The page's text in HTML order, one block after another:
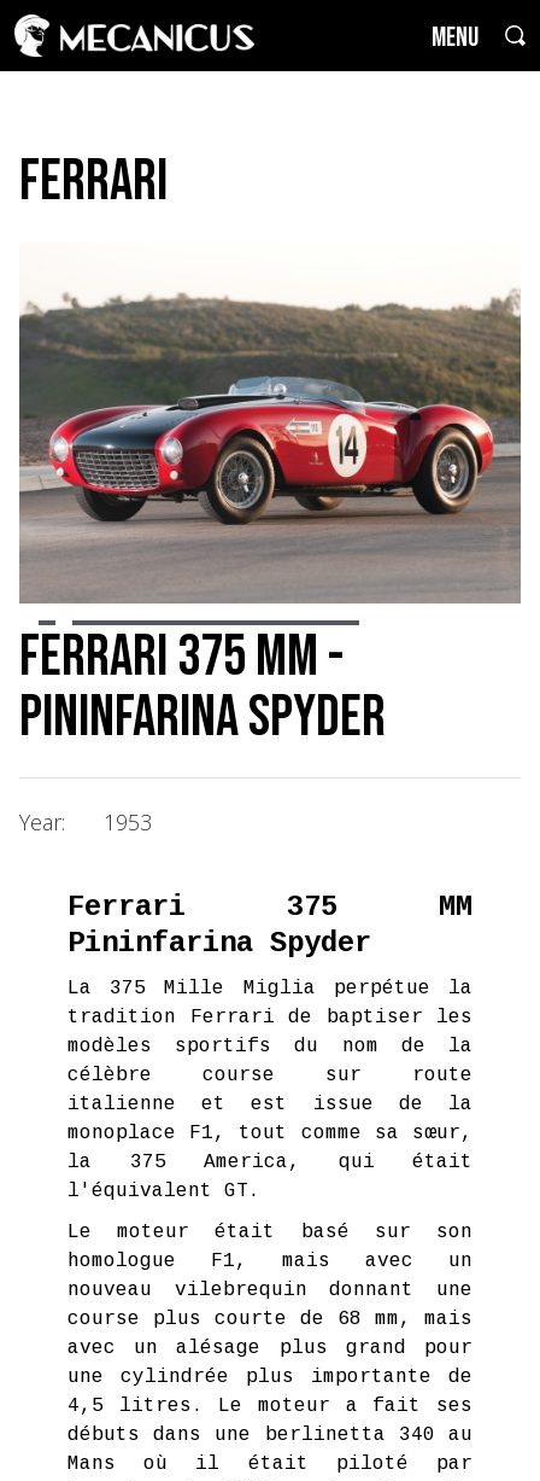
MENU
Ferrari
Ferrari 375 MM -
Pininfarina Spyder
Year: 1953
Ferrari 375 MM
Pininfarina Spyder
La 375 Mille Miglia perpétue la
tradition Ferrari de baptiser les
modèles sportifs du nom de la
célèbre course sur route
italienne et est issue de la
monoplace F1, tout comme sa sœur,
la 375 America, qui était
l'équivalent GT.
Le moteur était basé sur son
homologue F1, mais avec un
nouveau vilebrequin donnant une
course plus courte de 68 mm, mais
avec un alésage plus grand pour
une cylindrée plus importante de
4,5 litres. Le moteur a fait ses
débuts dans une berlinetta 340 au
Mans où il était piloté par